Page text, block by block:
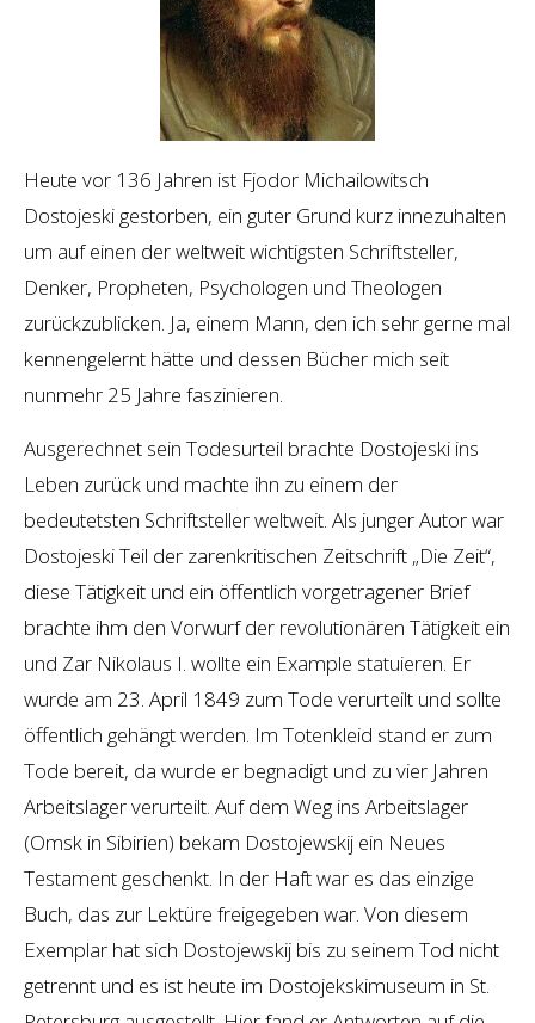
Heute vor 136 Jahren ist Fjodor Michailowitsch
Dostojeski gestorben, ein guter Grund kurz innezuhalten
um auf einen der weltweit wichtigsten Schriftsteller,
Denker, Propheten, Psychologen und Theologen
zurückzublicken. Ja, einem Mann, den ich sehr gerne mal
kennengelernt hätte und dessen Bücher mich seit
nunmehr 25 Jahre faszinieren.
Ausgerechnet sein Todesurteil brachte Dostojeski ins
Leben zurück und machte ihn zu einem der
bedeutetsten Schriftsteller weltweit. Als junger Autor war
Dostojeski Teil der zarenkritischen Zeitschrift „Die Zeit“,
diese Tätigkeit und ein öffentlich vorgetragener Brief
brachte ihm den Vorwurf der revolutionären Tätigkeit ein
und Zar Nikolaus I. wollte ein Example statuieren. Er
wurde am 23. April 1849 zum Tode verurteilt und sollte
öffentlich gehängt werden. Im Totenkleid stand er zum
Tode bereit, da wurde er begnadigt und zu vier Jahren
Arbeitslager verurteilt. Auf dem Weg ins Arbeitslager
(Omsk in Sibirien) bekam Dostojewskij ein Neues
Testament geschenkt. In der Haft war es das einzige
Buch, das zur Lektüre freigegeben war. Von diesem
Exemplar hat sich Dostojewskij bis zu seinem Tod nicht
getrennt und es ist heute im Dostojekskimuseum in St.